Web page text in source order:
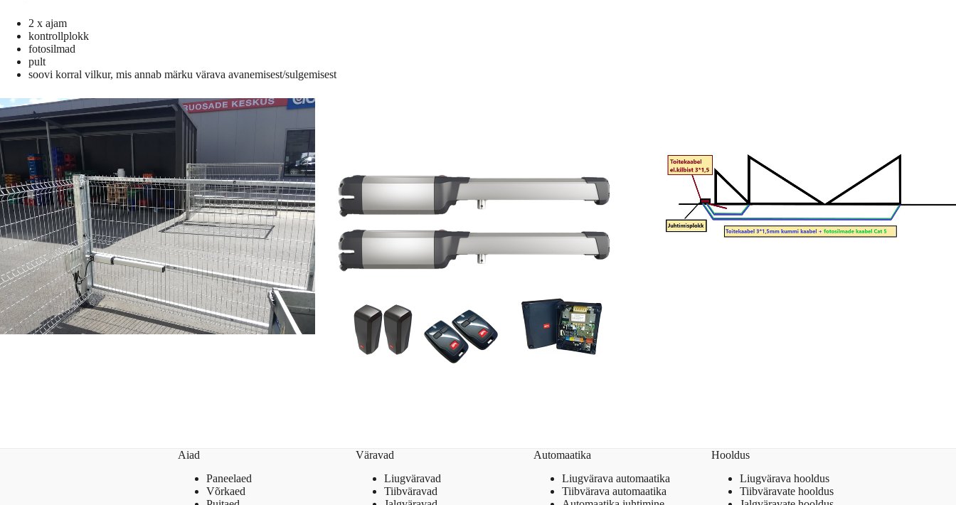
2 x ajam
kontrollplokk
fotosilmad
pult
soovi korral vilkur, mis annab märku värava avanemisest/sulgemisest
Aiad
Paneelaed
Võrkaed
Väravad
Liugväravad
Tiibväravad
Automaatika
Liugvärava automaatika
Tiibvärava automaatika
Hooldus
Liugvärava hooldus
Tiibväravate hooldus